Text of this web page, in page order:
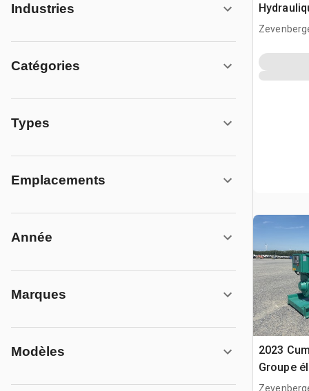
Industries
Catégories
Types
Emplacements
Année
Marques
Modèles
(Unused)
2023
Groupe
(Unused)